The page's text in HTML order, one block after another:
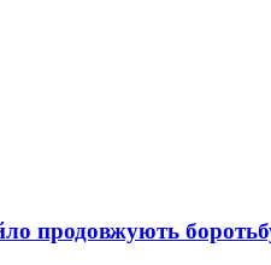
продовжують боротьбу